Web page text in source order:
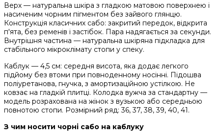
Верх — натуральна шкіра з гладкою матовою поверхнею і
насиченим чорним пігментом без зайвого глянцю.
Конструкція класичних сабо: закритий передок, відкрита
п'ята, без ременів і застібок. Пара надягається за секунди.
Внутрішня частина — натуральна шкіряна підкладка для
стабільного мікроклімату стопи у спеку.
Каблук — 4,5 см: середня висота, яка додає легкого
підйому без втоми при повноденному носінні. Підошва
поліуретанова, гнучка, з амортизаційною устілкою. Не
ковзає на гладкій плитці. Колодка вужча за стандартну —
модель розрахована на жінок з вузькою або середньою
повнотою стопи. Розмірний ряд: 36, 37, 38, 39, 40, 41.
З чим носити чорні сабо на каблуку